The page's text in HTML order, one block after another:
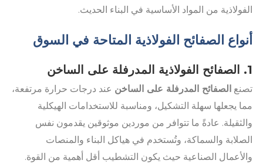
الفولاذية من المواد الأساسية في البناء الحديث.
أنواع الصفائح الفولاذية المتاحة في السوق
1. الصفائح الفولاذية المدرفلة على الساخن
تصنع الصفائح المدرفلة على الساخن عند درجات حرارة مرتفعة،
مما يجعلها سهلة التشكيل، ومناسبة للاستخدامات الهيكلية
والثقيلة. عادةً ما تتوافر من موردين موثوقين يقدمون نفس
الصلابة والسماكة، وتُستخدم في هياكل البناء والمنصات
والأعمال الصناعية حيث يكون التشطيب أقل أهمية من القوة.